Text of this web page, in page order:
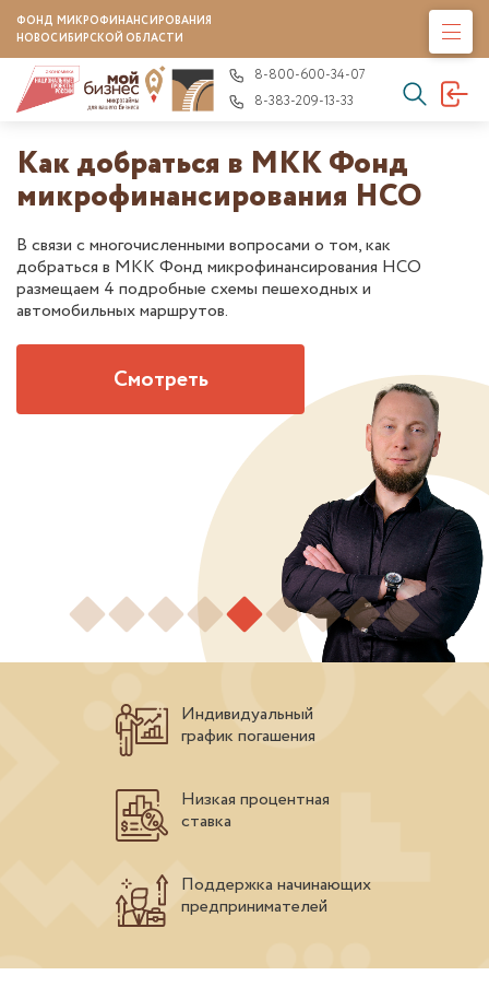
ФОНД МИКРОФИНАНСИРОВАНИЯ
НОВОСИБИРСКОЙ ОБЛАСТИ
8-800-600-34-07
8-383-209-13-33
Как добраться в МКК Фонд
микрофинансирования НСО
В связи с многочисленными вопросами о том, как
добраться в МКК Фонд микрофинансирования НСО
размещаем 4 подробные схемы пешеходных и
автомобильных маршрутов.
Смотреть
Индивидуальный
график погашения
Низкая процентная
ставка
Поддержка начинающих
предпринимателей